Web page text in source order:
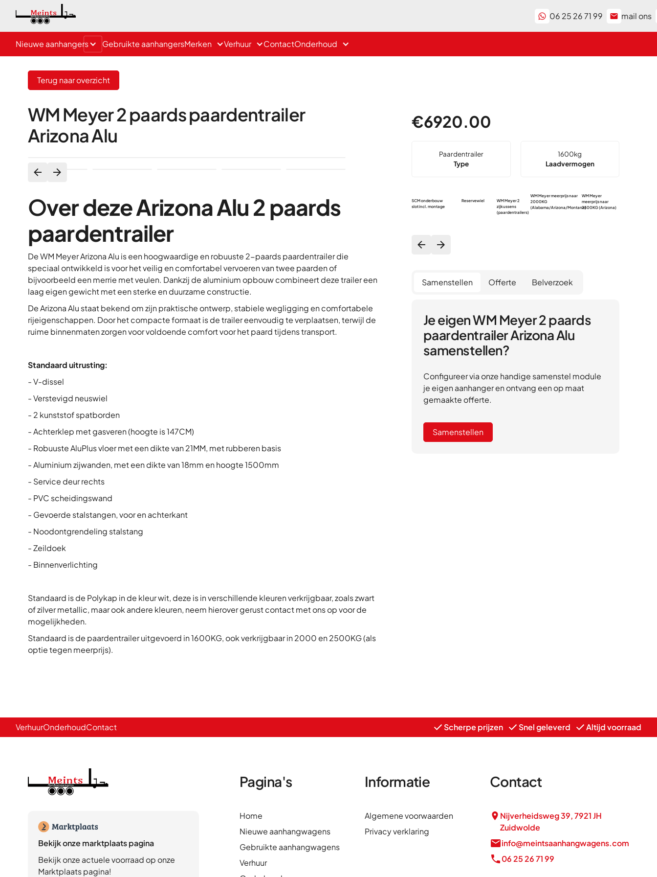
06 25 26 71 99 mail ons
Nieuwe aanhangers Gebruikte aanhangersMerken Verhuur ContactOnderhoud
Terug naar overzicht
WM Meyer 2 paards paardentrailer
Arizona Alu
€6920.00
Paardentrailer
Type
1600kg
Laadvermogen
SCM onderbouw
slot incl. montage
Reservewiel
WM Meyer 2
zijkussens
(paardentrailers)
WM Meyer meerprijs naar
2000KG
(Alabama/Arizona/Montana)
WM Meyer
meerprijs naar
2500KG (Arizona)
Samenstellen Offerte Belverzoek
Je eigen WM Meyer 2 paards
paardentrailer Arizona Alu
samenstellen?
Configureer via onze handige samenstel module
je eigen aanhanger en ontvang een op maat
gemaakte offerte.
Samenstellen
Over deze Arizona Alu 2 paards
paardentrailer
De WM Meyer Arizona Alu is een hoogwaardige en robuuste 2-paards paardentrailer die
speciaal ontwikkeld is voor het veilig en comfortabel vervoeren van twee paarden of
bijvoorbeeld een merrie met veulen. Dankzij de aluminium opbouw combineert deze trailer een
laag eigen gewicht met een sterke en duurzame constructie.
De Arizona Alu staat bekend om zijn praktische ontwerp, stabiele wegligging en comfortabele
rijeigenschappen. Door het compacte formaat is de trailer eenvoudig te verplaatsen, terwijl de
ruime binnenmaten zorgen voor voldoende comfort voor het paard tijdens transport.
Standaard uitrusting:
- V-dissel
- Verstevigd neuswiel
- 2 kunststof spatborden
- Achterklep met gasveren (hoogte is 147CM)
- Robuuste AluPlus vloer met een dikte van 21MM, met rubberen basis
- Aluminium zijwanden, met een dikte van 18mm en hoogte 1500mm
- Service deur rechts
- PVC scheidingswand
- Gevoerde stalstangen, voor en achterkant
- Noodontgrendeling stalstang
- Zeildoek
- Binnenverlichting
Standaard is de Polykap in de kleur wit, deze is in verschillende kleuren verkrijgbaar, zoals zwart
of zilver metallic, maar ook andere kleuren, neem hierover gerust contact met ons op voor de
mogelijkheden.
Standaard is de paardentrailer uitgevoerd in 1600KG, ook verkrijgbaar in 2000 en 2500KG (als
optie tegen meerprijs).
VerhuurOnderhoudContact Scherpe prijzen Snel geleverd Altijd voorraad
Bekijk onze marktplaats pagina
Bekijk onze actuele voorraad op onze
Marktplaats pagina!
Pagina's
Home
Nieuwe aanhangwagens
Gebruikte aanhangwagens
Verhuur
Informatie
Algemene voorwaarden
Privacy verklaring
Contact
Nijverheidsweg 39, 7921 JH
Zuidwolde
info@meintsaanhangwagens.com
06 25 26 71 99